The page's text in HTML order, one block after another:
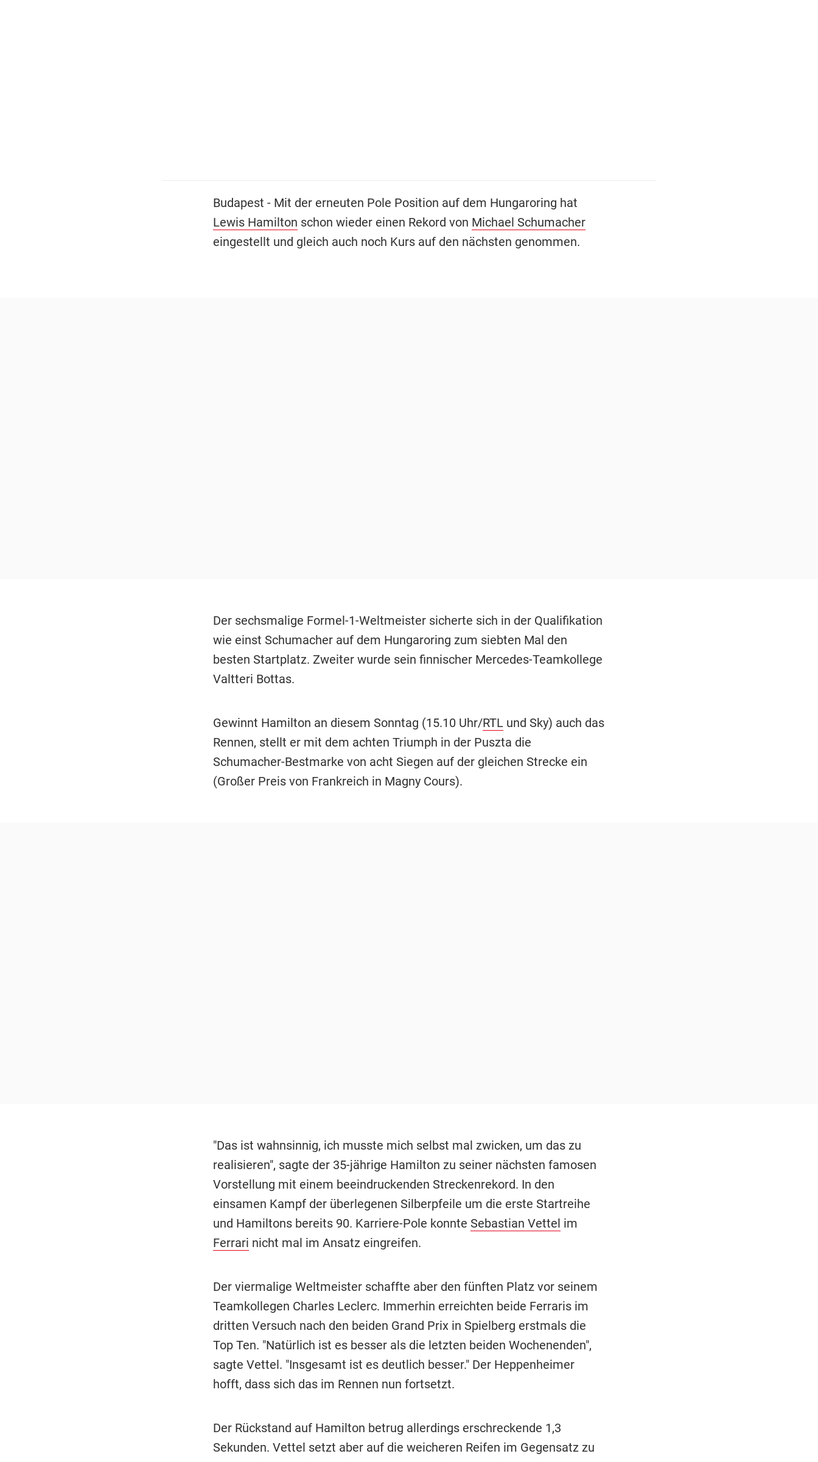
Budapest - Mit der erneuten Pole Position auf dem Hungaroring hat
Lewis Hamilton schon wieder einen Rekord von Michael Schumacher
eingestellt und gleich auch noch Kurs auf den nächsten genommen.
Der sechsmalige Formel-1-Weltmeister sicherte sich in der Qualifikation
wie einst Schumacher auf dem Hungaroring zum siebten Mal den
besten Startplatz. Zweiter wurde sein finnischer Mercedes-Teamkollege
Valtteri Bottas.
Gewinnt Hamilton an diesem Sonntag (15.10 Uhr/RTLund Sky) auch das
Rennen, stellt er mit dem achten Triumph in der Puszta die
Schumacher-Bestmarke von acht Siegen auf der gleichen Strecke ein
(Großer Preis von Frankreich in Magny Cours).
"Das ist wahnsinnig, ich musste mich selbst mal zwicken, um das zu
realisieren", sagte der 35-jährige Hamilton zu seiner nächsten famosen
Vorstellung mit einem beeindruckenden Streckenrekord. In den
einsamen Kampf der überlegenen Silberpfeile um die erste Startreihe
und Hamiltons bereits 90. Karriere-Pole konnte Sebastian Vettel im
Ferrari nicht mal im Ansatz eingreifen.
Der viermalige Weltmeister schaffte aber den fünften Platz vor seinem
Teamkollegen Charles Leclerc. Immerhin erreichten beide Ferraris im
dritten Versuch nach den beiden Grand Prix in Spielberg erstmals die
Top Ten. "Natürlich ist es besser als die letzten beiden Wochenenden",
sagte Vettel. "Insgesamt ist es deutlich besser." Der Heppenheimer
hofft, dass sich das im Rennen nun fortsetzt.
Der Rückstand auf Hamilton betrug allerdings erschreckende 1,3
Sekunden. Vettel setzt aber auf die weicheren Reifen im Gegensatz zu